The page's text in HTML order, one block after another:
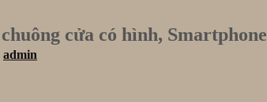
cửa có hình, Smartphone
admin